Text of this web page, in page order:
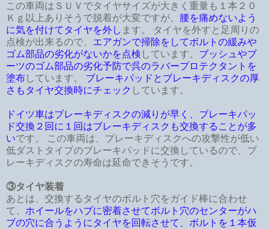
この車両はＳＵＶでタイヤサイズが大きく重量も１本２０
Ｋｇ以上ありそうで脱着が大変ですが、 腰を痛めないよう
に気を付けてタイヤを外し ます。 タイヤを外すと足周りの
点検が出来るので、 エアガンで掃除をしてボルトの緩みや
ゴム部品の劣化がないかを点検 しています。 ブッシュやブ
ーツのゴム部品の劣化予防で呉のラバープロテクタントを
塗布 しています。 ブレーキパッドとブレーキディスクの厚
さもタイヤ交換時にチェック しています。
ドイツ車はブレーキディスクの減りが早く、ブレーキパッ
ド交換２回に１回はブレーキディスクも交換することが多
いです。 この車両は、ブレーキディスクへの攻撃性が低い
低ダストタイプのブレーキパッドに交換しているので、ブ
レーキディスクの寿命は延命できそうです。
③タイヤ装着
あとは、交換するタイヤのボルト穴をガイド棒に合わせ
て、 ホイールをハブに密着させてボルト穴のセンターがハ
ブの穴に合うようにタイヤを回転させて、ボルトを１本仮